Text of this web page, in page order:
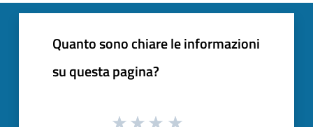
Quanto sono chiare le informazioni
su questa pagina?